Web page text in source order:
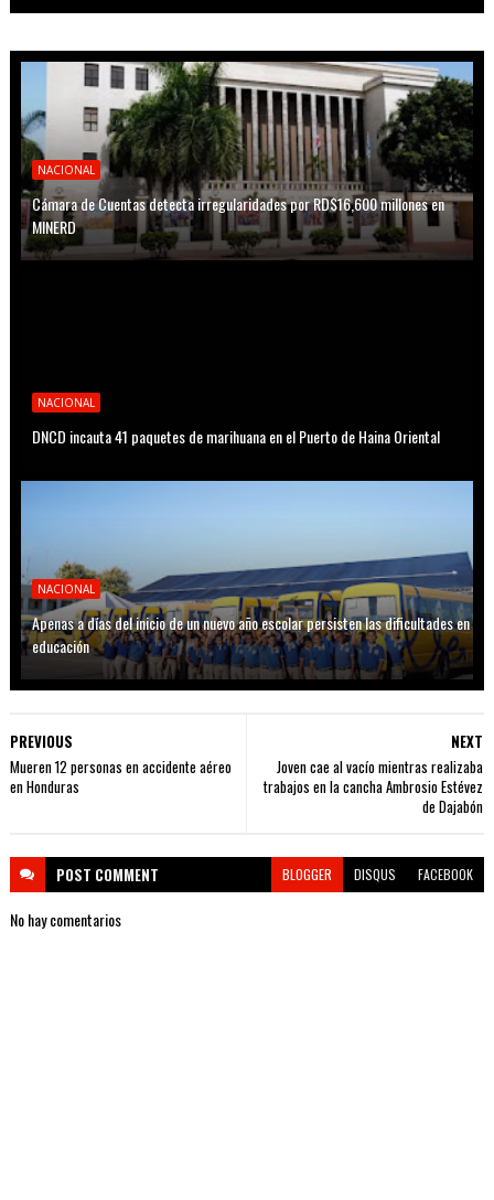
NACIONAL
Cámara de Cuentas detecta irregularidades por RD$16,600 millones en
MINERD
NACIONAL
DNCD incauta 41 paquetes de marihuana en el Puerto de Haina Oriental
NACIONAL
Apenas a días del inicio de un nuevo año escolar persisten las dificultades en
educación
NEXT
Joven cae al vacío mientras realizaba
trabajos en la cancha Ambrosio Estévez
de Dajabón
PREVIOUS
Mueren 12 personas en accidente aéreo
en Honduras
POST COMMENT BLOGGER DISQUS FACEBOOK
No hay comentarios